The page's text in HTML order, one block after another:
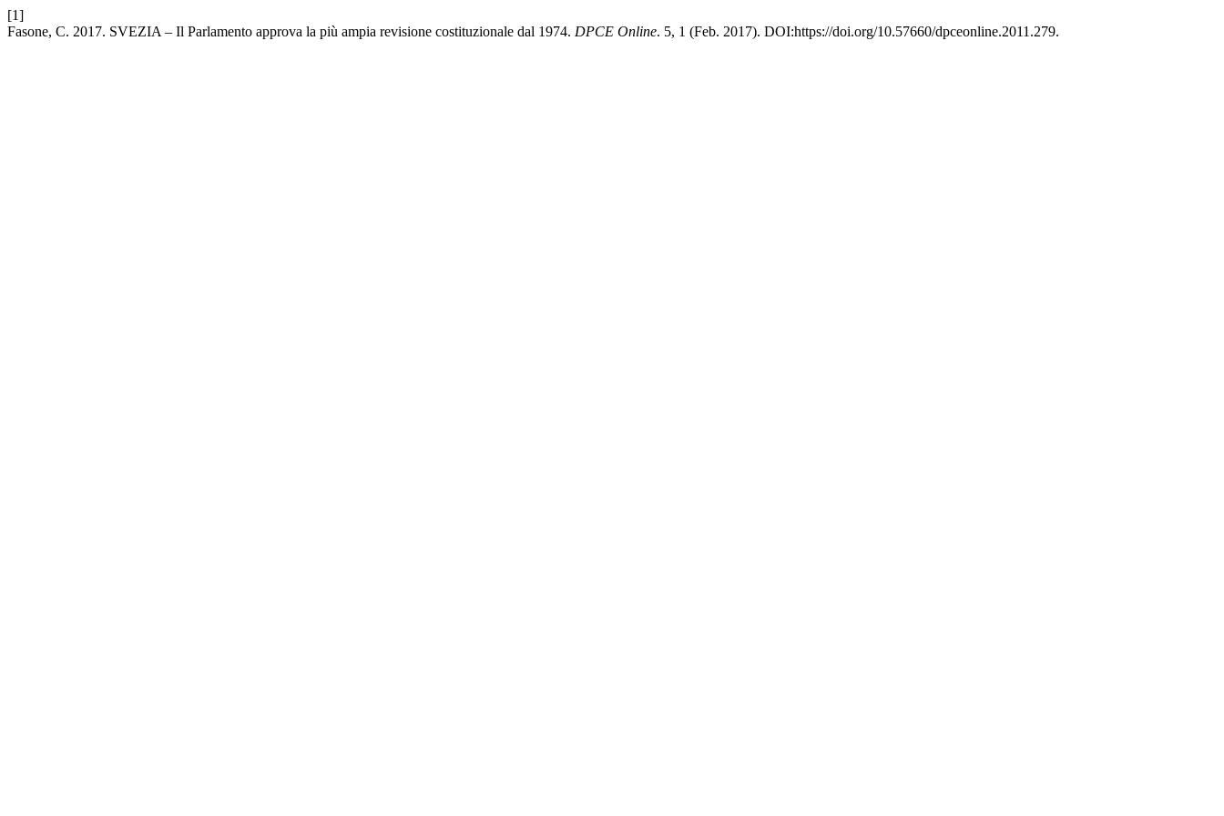
[1]
Fasone, C. 2017. SVEZIA ‒ Il Parlamento approva la più ampia revisione costituzionale dal 1974. DPCE Online. 5, 1 (Feb. 2017). DOI:https://doi.org/10.57660/dpceonline.2011.279.